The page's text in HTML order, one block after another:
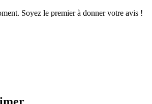
Soyez le premier à donner votre avis !